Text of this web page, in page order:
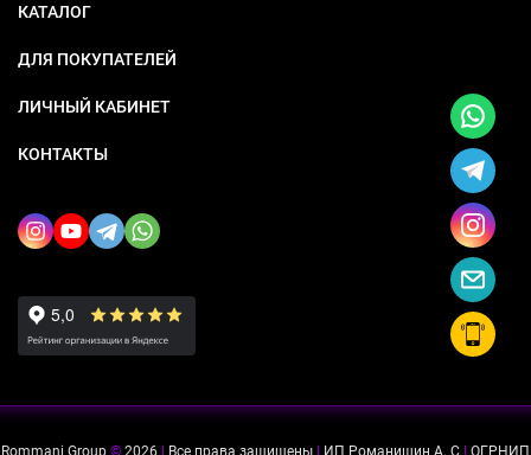
КАТАЛОГ
ДЛЯ ПОКУПАТЕЛЕЙ
ЛИЧНЫЙ КАБИНЕТ
КОНТАКТЫ